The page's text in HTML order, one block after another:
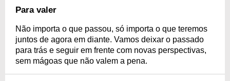
Para valer
Não importa o que passou, só importa o que teremos
juntos de agora em diante. Vamos deixar o passado
para trás e seguir em frente com novas perspectivas,
sem mágoas que não valem a pena.